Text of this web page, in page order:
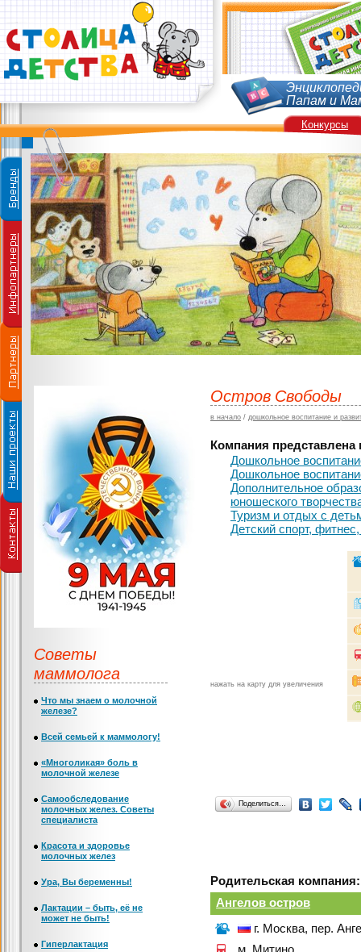
Папам и
Остров Свободы
в начало / дошкольное воспитание и
Компания представлена
Дошкольное
Дошкольное
Дополнительное
юношеского
Туризм и отдых с
Детский спорт, фитнес,
нажать на карту для увеличения
Поделиться…
Родительская компания:
Ангелов остров
г. Москва, пер.
Советы
маммолога
Что мы знаем о молочной
железе?
Всей семьей к маммологу!
«Многоликая» боль в
молочной железе
Самообследование
молочных желез. Советы
специалиста
Красота и здоровье
молочных желез
Ура, Вы беременны!
Лактации – быть, её не
может не быть!
Гиперлактация
Конкурсы